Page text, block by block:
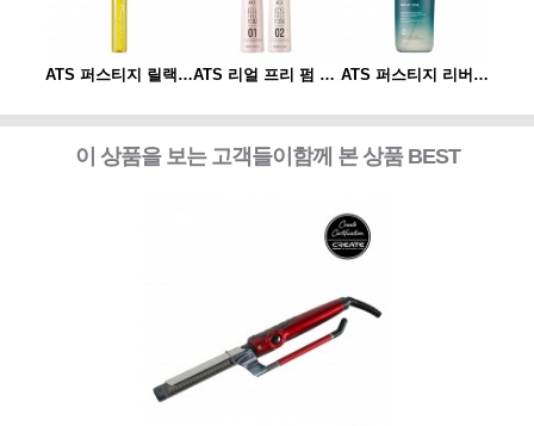
ATS 퍼스티지 릴랙싱 스파오일 10ml ATS 리얼 프리 펌 1제/2제 ATS 퍼스티지 리버시 토닉 140ml
이 상품을 보는 고객들이함께 본 상품 BEST